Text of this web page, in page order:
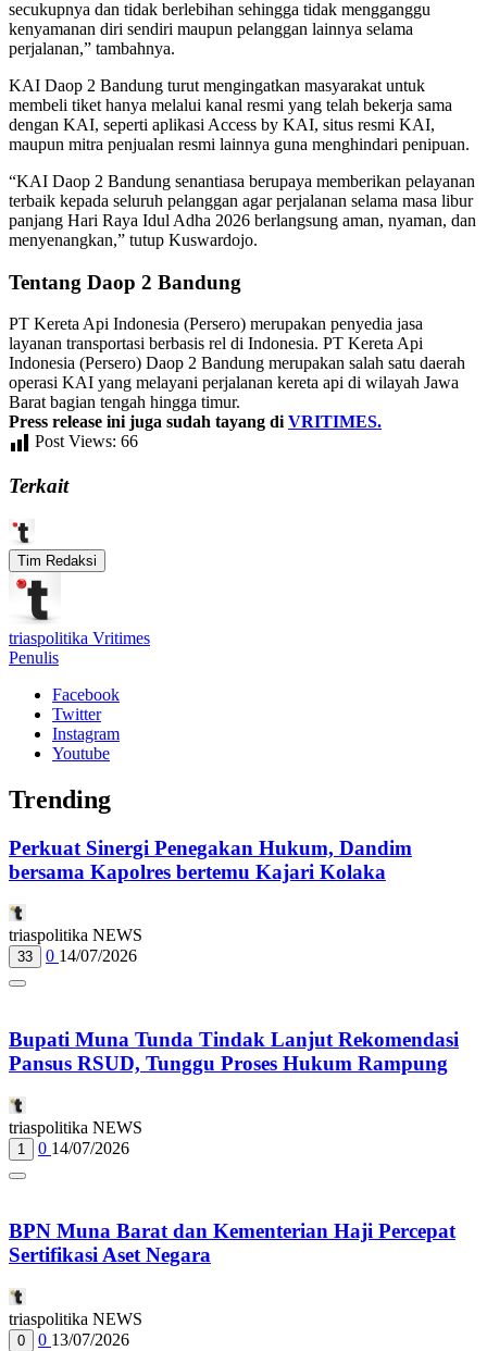
secukupnya dan tidak berlebihan sehingga tidak mengganggu
kenyamanan diri sendiri maupun pelanggan lainnya selama
perjalanan,” tambahnya.
KAI Daop 2 Bandung turut mengingatkan masyarakat untuk
membeli tiket hanya melalui kanal resmi yang telah bekerja sama
dengan KAI, seperti aplikasi Access by KAI, situs resmi KAI,
maupun mitra penjualan resmi lainnya guna menghindari penipuan.
“KAI Daop 2 Bandung senantiasa berupaya memberikan pelayanan
terbaik kepada seluruh pelanggan agar perjalanan selama masa libur
panjang Hari Raya Idul Adha 2026 berlangsung aman, nyaman, dan
menyenangkan,” tutup Kuswardojo.
Tentang Daop 2 Bandung
PT Kereta Api Indonesia (Persero) merupakan penyedia jasa
layanan transportasi berbasis rel di Indonesia. PT Kereta Api
Indonesia (Persero) Daop 2 Bandung merupakan salah satu daerah
operasi KAI yang melayani perjalanan kereta api di wilayah Jawa
Barat bagian tengah hingga timur.
Press release ini juga sudah tayang di VRITIMES.
Post Views: 66
Terkait
Tim Redaksi
triaspolitika Vritimes
Penulis
Facebook
Twitter
Instagram
Youtube
Trending
Perkuat Sinergi Penegakan Hukum, Dandim
bersama Kapolres bertemu Kajari Kolaka
triaspolitika NEWS
33 0 14/07/2026
Bupati Muna Tunda Tindak Lanjut Rekomendasi
Pansus RSUD, Tunggu Proses Hukum Rampung
triaspolitika NEWS
1 0 14/07/2026
BPN Muna Barat dan Kementerian Haji Percepat
Sertifikasi Aset Negara
triaspolitika NEWS
0 0 13/07/2026